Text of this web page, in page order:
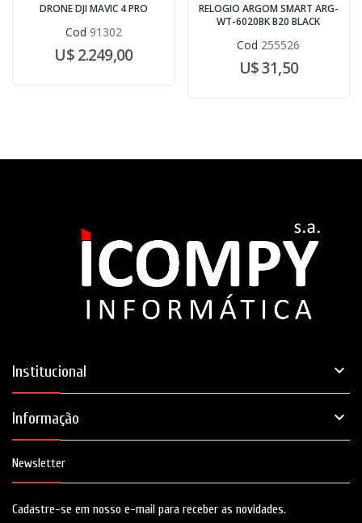
DRONE DJI MAVIC 4 PRO
Cod 91302
U$ 2.249,00
RELOGIO ARGOM SMART ARG-
WT-6020BK B20 BLACK
Cod 255526
U$ 31,50
Institucional 
Informação 
Newsletter
Cadastre-se em nosso e-mail para receber as novidades.